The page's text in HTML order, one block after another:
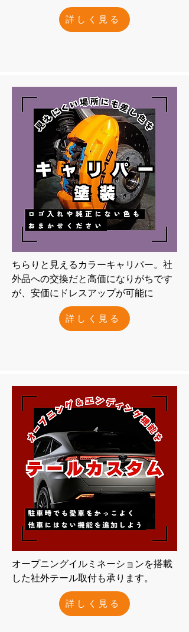
詳しく見る
ちらりと見えるカラーキャリパー。​社
外品への交換だと高価になりがちです
が、安価にドレスアップが可能に
詳しく見る
オープニングイルミネーションを搭載
した社外テール取付も承ります。
詳しく見る